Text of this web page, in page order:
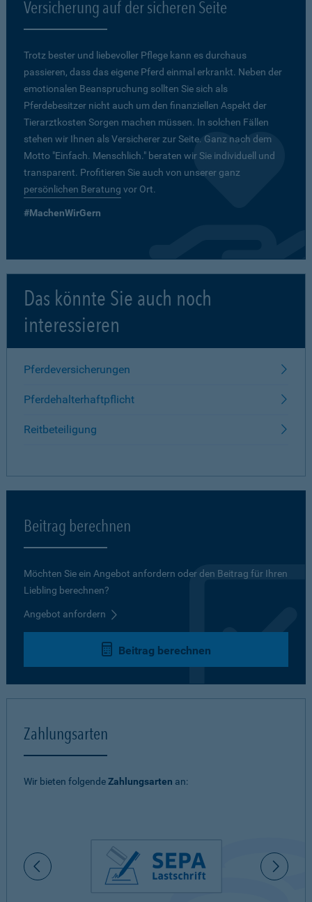
Versicherung auf der sicheren Seite
Trotz bester und liebevoller Pflege kann es durchaus
passieren, dass das eigene Pferd einmal erkrankt. Neben der
emotionalen Beanspruchung sollten Sie sich als
Pferdebesitzer nicht auch um den finanziellen Aspekt der
Tierarztkosten Sorgen machen müssen. In solchen Fällen
stehen wir Ihnen als Versicherer zur Seite. Ganz nach dem
Motto "Einfach. Menschlich." beraten wir Sie individuell und
transparent. Profitieren Sie auch von unserer ganz
persönlichen Beratung vor Ort.
#MachenWirGern
Das könnte Sie auch noch
interessieren
Pferdeversicherungen
Pferdehalterhaftpflicht
Reitbeteiligung
Beitrag berechnen
Möchten Sie ein Angebot anfordern oder den Beitrag für Ihren
Liebling berechnen?
Angebot anfordern
Beitrag berechnen
Zahlungsarten
Wir bieten folgendeZahlungsarten an: